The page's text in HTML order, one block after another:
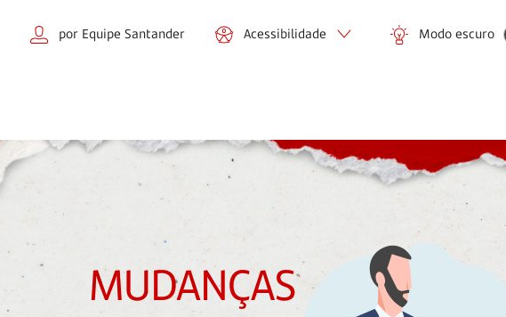
por Equipe Santander Acessibilidade Modo escuro